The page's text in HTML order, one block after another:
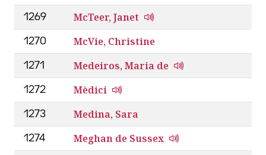
1269 McTeer, Janet
1270 McVie, Christine
1271 Medeiros, Maria de
1272 Mèdici
1273 Medina, Sara
1274 Meghan de Sussex